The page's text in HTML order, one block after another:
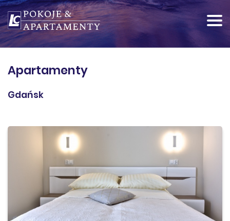
Apartamenty
Gdańsk